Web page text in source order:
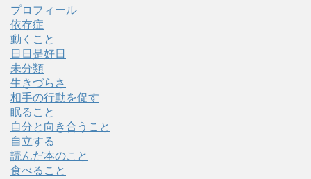
プロフィール
依存症
動くこと
日日是好日
未分類
生きづらさ
相手の行動を促す
眠ること
自分と向き合うこと
自立する
読んだ本のこと
食べること